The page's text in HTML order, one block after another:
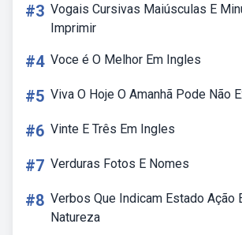
#3 Vogais Cursivas Maiúsculas E
Imprimir
#4 Voce é O Melhor Em Ingles
#5 Viva O Hoje O Amanhã Pode Não
#6 Vinte E Três Em Ingles
#7 Verduras Fotos E Nomes
#8 Verbos Que Indicam Estado Ação
Natureza